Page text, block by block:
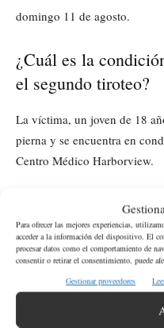
Para ofrecer las mejores experiencias,
acceder a la información del dispositivo. El
procesar datos como el comportamiento de
consentir o retirar el consentimiento, puede
Gestionar proveedores
domingo 11 de agosto.
¿Cuál es la
el segundo tiroteo?
La víctima, un joven de 18
pierna y se encuentra en
Centro Médico Harborview.
¿Se han realizado
estos tiroteos?
No, hasta el momento, no
sospechosos involucrados